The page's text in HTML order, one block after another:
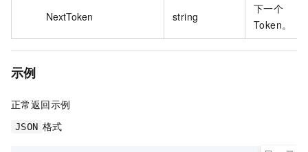
NextToken string
下一个
Token。
示例
正常返回示例
JSON 格式